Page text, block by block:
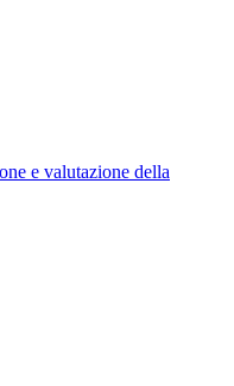
e valutazione della